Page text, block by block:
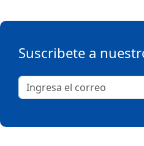
Suscribete a